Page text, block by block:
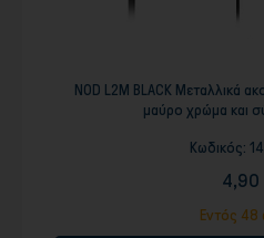
NOD L2M BLACK Mεταλλικά
μαύρο χρώμα και
Κωδικός:
4,90
Εντός 48